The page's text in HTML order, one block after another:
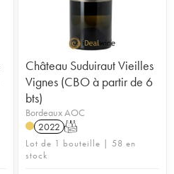
Château Suduiraut Vieilles
Vignes (CBO à partir de 6
bts)
Bordeaux AOC
2022 T
Lot de 1 bouteille | 58 en
stock